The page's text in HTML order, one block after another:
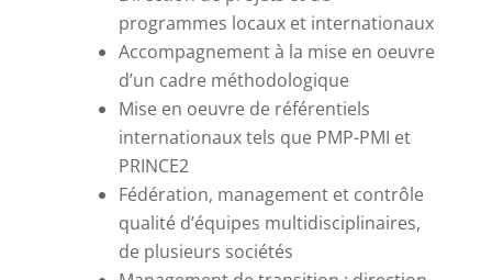
programmes locaux et internationaux
Accompagnement à la mise en oeuvre
d’un cadre méthodologique
Mise en oeuvre de référentiels
internationaux tels que PMP-PMI et
PRINCE2
Fédération, management et contrôle
qualité d’équipes multidisciplinaires,
de plusieurs sociétés